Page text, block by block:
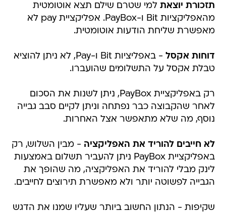
תזכורת יוצאת למי שטרם שילם תצא אוטומטית
מהאפליקציות Bit ו-PayBox. אפליקציית pay לא
מאפשרת שליחת הודעות אוטומטית.
דוחות אקסל
- באפליציות Bit ו-Pay, לא ניתן להוציא
טבלת אקסל על התשלומים שהועברו.
רק באפליקציית PayBox, ניתן לשנות את הסכום
לאחר שהקבוצה כבר נפתחה וניתן לקיים סבב גבייה
נוסף, מה שלא מתאפשר אצל האחרות.
לא חייבים להוריד את האפליקציה - מבין השלוש, רק
באפליקציית PayBox ניתן להעביר תשלום באמצעות
לינק מבלי להוריד את האפליקציה, מה שהופך את
הגבייה לפשוטה יותר ולא מאפשרת תירוצים לחייבים.
שקיפות - הנתון החשוב ביותר שעליו שמנו את הדגש